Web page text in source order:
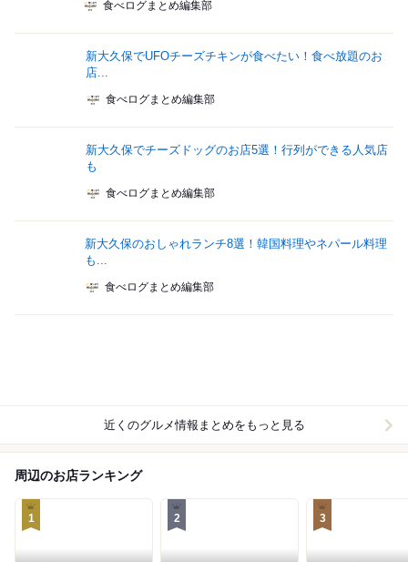
食べログまとめ編集部
新大久保でUFOチーズチキンが食べたい！食べ放題のお
店...
食べログまとめ編集部
新大久保でチーズドッグのお店5選！行列ができる人気店
も
食べログまとめ編集部
新大久保のおしゃれランチ8選！韓国料理やネパール料理
も...
食べログまとめ編集部
近くのグルメ情報まとめをもっと見る
周辺のお店ランキング
1 2 3